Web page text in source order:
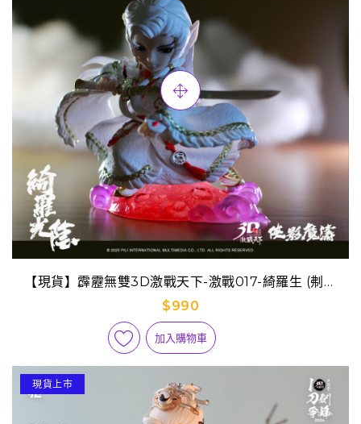
【現貨】霹靂無雙3D激戰天下-激戰017-綺羅生 (刜伐
版)
$990
加入購物車
現貨上市